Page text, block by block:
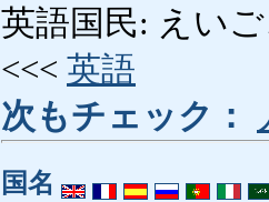
英語国民: えいご
<<< 英語
次もチェック：
国名